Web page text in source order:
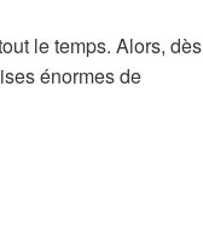
le temps. Alors, dès
énormes de